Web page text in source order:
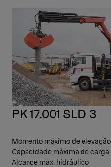
PK 17.001 SLD 3
Momento máximo de elevação
Capacidade máxima de carga
Alcance máx. hidráulico